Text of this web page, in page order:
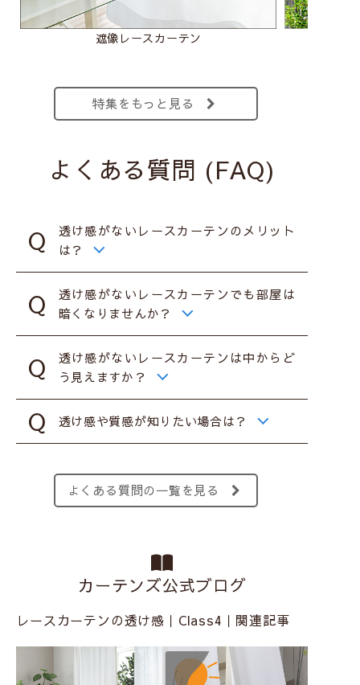
遮像レースカーテン
特集をもっと見る
よくある質問 (FAQ)
透け感がないレースカーテンのメリット
は？
透け感がないレースカーテンでも部屋は
暗くなりませんか？
透け感がないレースカーテンは中からど
う見えますか？
透け感や質感が知りたい場合は？
よくある質問の一覧を見る
カーテンズ公式ブログ
レースカーテンの透け感｜Class4｜関連記事